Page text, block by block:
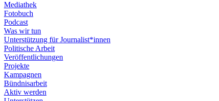
Mediathek
Fotobuch
Podcast
Was wir tun
Unterstützung für Journalist*innen
Politische Arbeit
Veröffentlichungen
Projekte
Kampagnen
Bündnisarbeit
Aktiv werden